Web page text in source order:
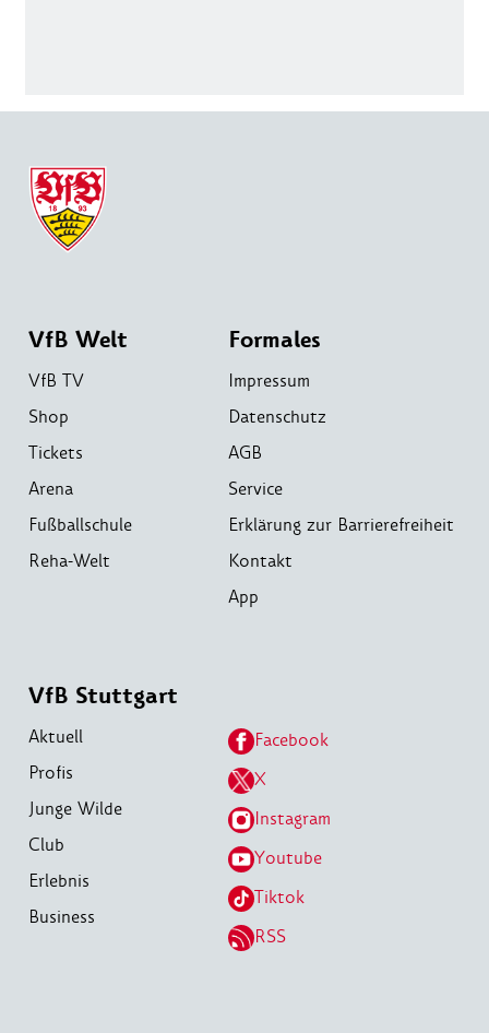
VfB Welt
VfB TV
Shop
Tickets
Arena
Fußballschule
Reha-Welt
Formales
Impressum
Datenschutz
AGB
Service
Erklärung zur Barrierefreiheit
Kontakt
App
VfB Stuttgart
Aktuell
Profis
Junge Wilde
Club
Erlebnis
Business
Facebook
X
Instagram
Youtube
Tiktok
RSS